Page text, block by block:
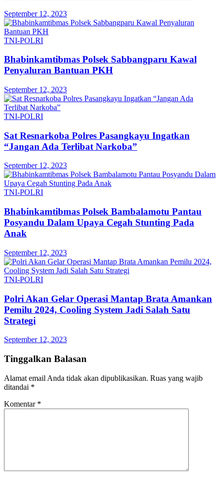
September 12, 2023
TNI-POLRI
Bhabinkamtibmas Polsek Sabbangparu Kawal
Penyaluran Bantuan PKH
September 12, 2023
TNI-POLRI
Sat Resnarkoba Polres Pasangkayu Ingatkan
“Jangan Ada Terlibat Narkoba”
September 12, 2023
TNI-POLRI
Bhabinkamtibmas Polsek Bambalamotu Pantau
Posyandu Dalam Upaya Cegah Stunting Pada
Anak
September 12, 2023
TNI-POLRI
Polri Akan Gelar Operasi Mantap Brata Amankan
Pemilu 2024, Cooling System Jadi Salah Satu
Strategi
September 12, 2023
Tinggalkan Balasan
Alamat email Anda tidak akan dipublikasikan. Ruas yang wajib
ditandai *
Komentar *